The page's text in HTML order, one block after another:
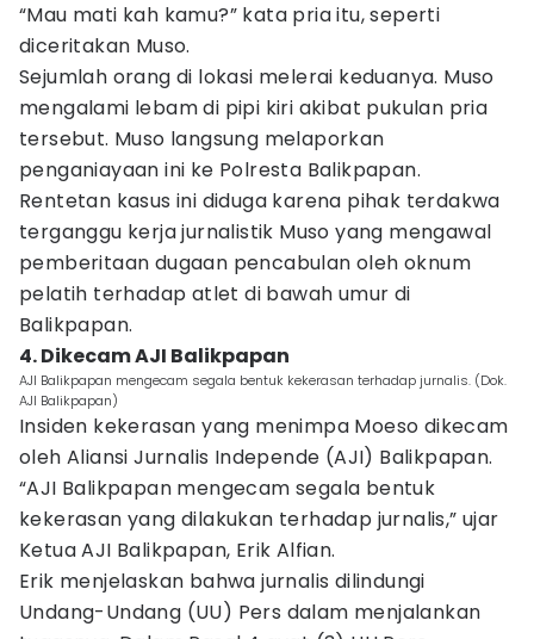
“Mau mati kah kamu?” kata pria itu, seperti
diceritakan Muso.
Sejumlah orang di lokasi melerai keduanya. Muso
mengalami lebam di pipi kiri akibat pukulan pria
tersebut. Muso langsung melaporkan
penganiayaan ini ke Polresta Balikpapan.
Rentetan kasus ini diduga karena pihak terdakwa
terganggu kerja jurnalistik Muso yang mengawal
pemberitaan dugaan pencabulan oleh oknum
pelatih terhadap atlet di bawah umur di
Balikpapan.
4. Dikecam AJI Balikpapan
AJI Balikpapan mengecam segala bentuk kekerasan terhadap jurnalis. (Dok.
AJI Balikpapan)
Insiden kekerasan yang menimpa Moeso dikecam
oleh Aliansi Jurnalis Independe (AJI) Balikpapan.
“AJI Balikpapan mengecam segala bentuk
kekerasan yang dilakukan terhadap jurnalis,” ujar
Ketua AJI Balikpapan, Erik Alfian.
Erik menjelaskan bahwa jurnalis dilindungi
Undang-Undang (UU) Pers dalam menjalankan